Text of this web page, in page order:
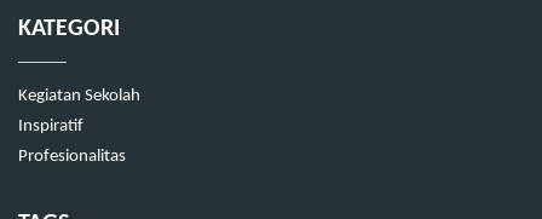
KATEGORI
Kegiatan Sekolah
Inspiratif
Profesionalitas